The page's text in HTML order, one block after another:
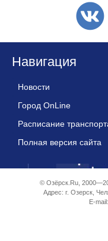
Навигация
Новости
Город OnLine
Расписание
Полная версия сайта
© Озёрск.Ru,
Адрес: г. Озерск,
E-mail: